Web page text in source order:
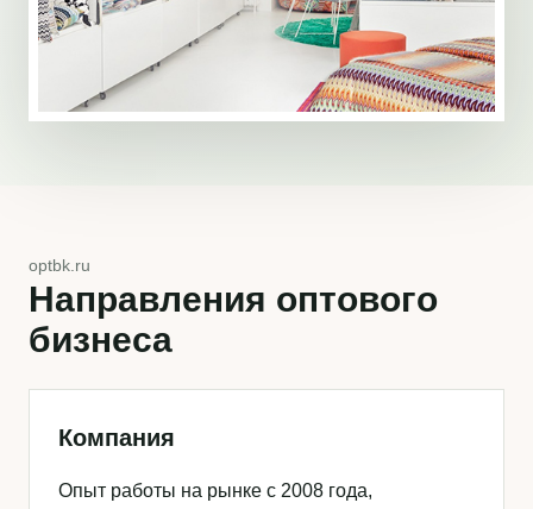
optbk.ru
Направления оптового
бизнеса
Компания
Опыт работы на рынке с 2008 года,